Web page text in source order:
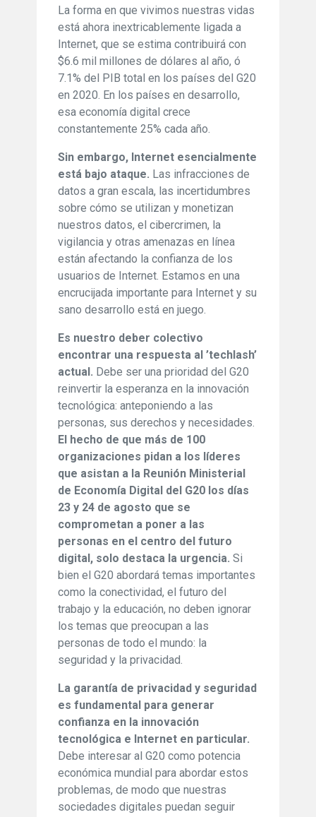
La forma en que vivimos nuestras vidas
está ahora inextricablemente ligada a
Internet, que se estima contribuirá con
$6.6 mil millones de dólares al año, ó
7.1% del PIB total en los países del G20
en 2020. En los países en desarrollo,
esa economía digital crece
constantemente 25% cada año.
Sin embargo, Internet esencialmente
está bajo ataque. Las infracciones de
datos a gran escala, las incertidumbres
sobre cómo se utilizan y monetizan
nuestros datos, el cibercrimen, la
vigilancia y otras amenazas en línea
están afectando la confianza de los
usuarios de Internet. Estamos en una
encrucijada importante para Internet y su
sano desarrollo está en juego.
Es nuestro deber colectivo
encontrar una respuesta al ’techlash’
actual. Debe ser una prioridad del G20
reinvertir la esperanza en la innovación
tecnológica: anteponiendo a las
personas, sus derechos y necesidades.
El hecho de que más de 100
organizaciones pidan a los líderes
que asistan a la Reunión Ministerial
de Economía Digital del G20 los días
23 y 24 de agosto que se
comprometan a poner a las
personas en el centro del futuro
digital, solo destaca la urgencia. Si
bien el G20 abordará temas importantes
como la conectividad, el futuro del
trabajo y la educación, no deben ignorar
los temas que preocupan a las
personas de todo el mundo: la
seguridad y la privacidad.
La garantía de privacidad y seguridad
es fundamental para generar
confianza en la innovación
tecnológica e Internet en particular.
Debe interesar al G20 como potencia
económica mundial para abordar estos
problemas, de modo que nuestras
sociedades digitales puedan seguir